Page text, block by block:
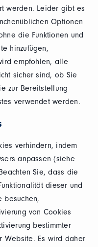
werden. Leider gibt es
Optionen
die Funktionen und
hinzufügen,
empfohlen, alle
sicher sind, ob Sie
zur Bereitstellung
verwendet werden.
verhindern, indem
anpassen (siehe
Sie, dass die
dieser und
besuchen,
von Cookies
bestimmter
Website. Es wird daher